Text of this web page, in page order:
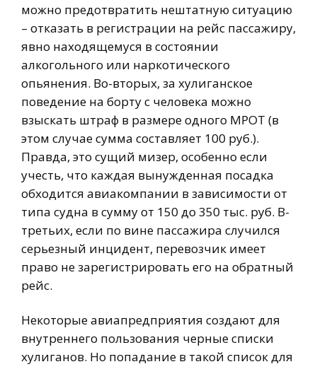
можно предотвратить нештатную ситуацию
– отказать в регистрации на рейс пассажиру,
явно находящемуся в состоянии
алкогольного или наркотического
опьянения. Во-вторых, за хулиганское
поведение на борту с человека можно
взыскать штраф в размере одного МРОТ (в
этом случае сумма составляет 100 руб.).
Правда, это сущий мизер, особенно если
учесть, что каждая вынужденная посадка
обходится авиакомпании в зависимости от
типа судна в сумму от 150 до 350 тыс. руб. В-
третьих, если по вине пассажира случился
серьезный инцидент, перевозчик имеет
право не зарегистрировать его на обратный
рейс.
Некоторые авиапредприятия создают для
внутреннего пользования черные списки
хулиганов. Но попадание в такой список для